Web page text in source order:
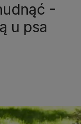
-
u psa